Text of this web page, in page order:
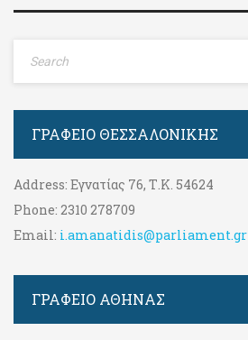
ΓΡΑΦΕΊΟ ΘΕΣΣΑΛΟΝΊΚΗΣ
Address: Εγνατίας 76, Τ.Κ. 54624
Phone: 2310 278709
Email: i.amanatidis@parliament.gr
ΓΡΑΦΕΊΟ ΑΘΉΝΑΣ